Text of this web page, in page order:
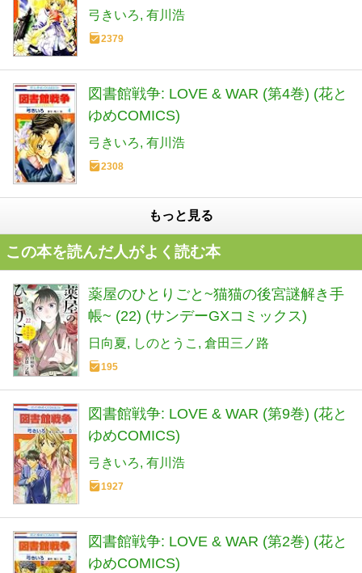
弓きいろ 有川浩
2379
図書館戦争: LOVE & WAR (第4巻) (花と
ゆめCOMICS)
弓きいろ 有川浩
2308
もっと見る
この本を読んだ人がよく読む本
薬屋のひとりごと~猫猫の後宮謎解き手
帳~ (22) (サンデーGXコミックス)
日向夏 しのとうこ 倉田三ノ路
195
図書館戦争: LOVE & WAR (第9巻) (花と
ゆめCOMICS)
弓きいろ 有川浩
1927
図書館戦争: LOVE & WAR (第2巻) (花と
ゆめCOMICS)